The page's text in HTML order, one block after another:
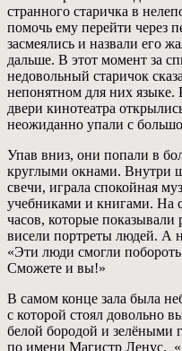
странного старичка в
помочь ему перейти через
засмеялись и назвали его
дальше. В этот момент за
недовольный старичок
непонятном для них языке.
двери кинотеатра
неожиданно упали с
Упав вниз, они попали в
круглыми окнами. Внутри
свечи, играла спокойная
учебниками и книгами. На
часов, которые
висели портреты людей. А
«Эти люди смогли
Сможете и вы!»
В самом конце зала была
с которой стоял довольно
белой бородой и зелёными
по имени Магистр Ленус.